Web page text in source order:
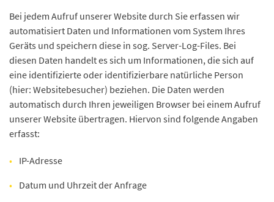
Bei jedem Aufruf unserer Website durch Sie erfassen wir
automatisiert Daten und Informationen vom System Ihres
Geräts und speichern diese in sog. Server-Log-Files. Bei
diesen Daten handelt es sich um Informationen, die sich auf
eine identifizierte oder identifizierbare natürliche Person
(hier: Websitebesucher) beziehen. Die Daten werden
automatisch durch Ihren jeweiligen Browser bei einem Aufruf
unserer Website übertragen. Hiervon sind folgende Angaben
erfasst:
IP-Adresse
Datum und Uhrzeit der Anfrage